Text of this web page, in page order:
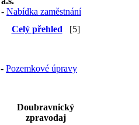
- Nabídka zaměstnání
Celý přehled[5]
- Pozemkové úpravy
Doubravnický
zpravodaj